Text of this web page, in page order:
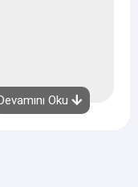
Devamını Oku